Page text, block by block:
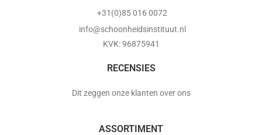
+31(0)85 016 0072
info@schoonheidsinstituut.nl
KVK: 96875941
RECENSIES
Dit zeggen onze klanten over ons
ASSORTIMENT